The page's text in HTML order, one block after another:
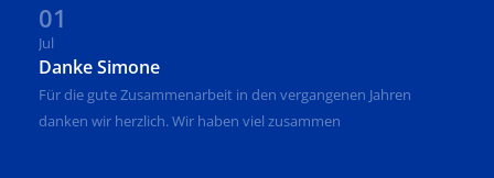
01
Jul
Danke Simone
Für die gute Zusammenarbeit in den vergangenen Jahren
danken wir herzlich. Wir haben viel zusammen